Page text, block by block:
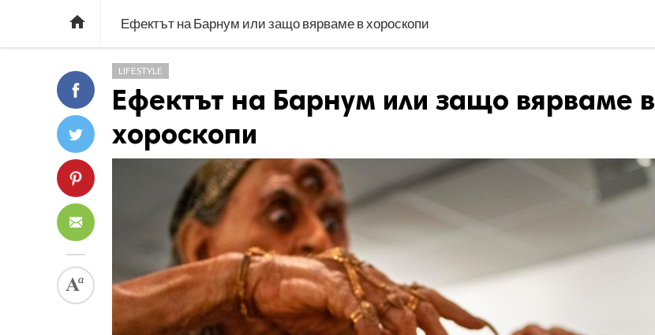
 Ефектът на Барнум или защо вярваме в хороскопи
LIFESTYLE
Ефектът на Барнум или защо вярваме в
хороскопи